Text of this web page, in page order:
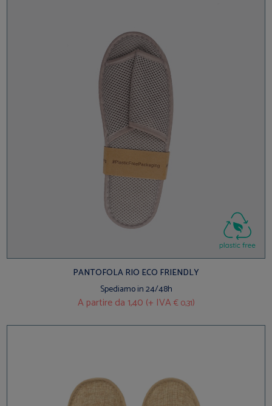
PANTOFOLA RIO ECO FRIENDLY
Spediamo in 24/48h
A partire da1,40 (+ IVA€ 0,31)